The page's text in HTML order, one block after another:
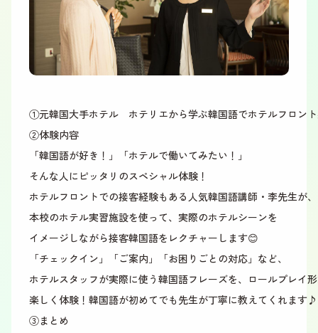
①元韓国大手ホテル ホテリエから学ぶ韓国語でホテルフロン
②体験内容
「韓国語が好き！」「ホテルで働いてみたい！」
そんな人にピッタリのスペシャル体験！
ホテルフロントでの接客経験もある人気韓国語講師・ 李先生が、
本校のホテル実習施設を使って、実際のホテルシーンを
イメージしながら接客韓国語をレクチャーします😊
「チェックイン」「ご案内」「お困りごとの対応」など、
ホテルスタッフが実際に使う韓国語フレーズを、ロールプレイ
楽しく体験！韓国語が初めてでも先生が丁寧に教えてくれます♪
③まとめ